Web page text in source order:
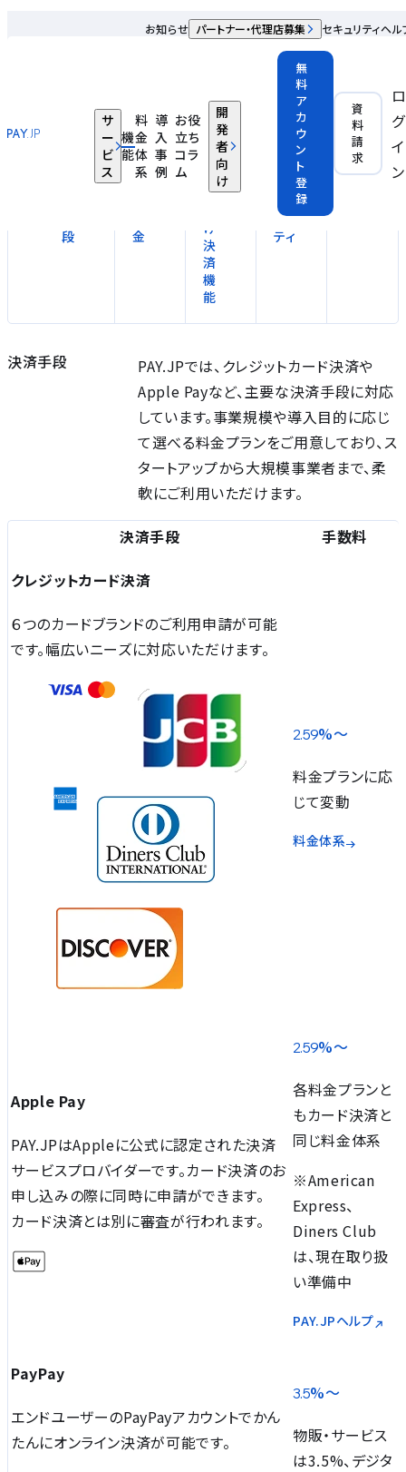
サ
ー
ビ
ス
機
能
料
金
体
系
導
入
事
例
お役
立ち
コラ
ム
開
発
者
向
け
お知らせ パートナー・代理店募集 セキュリティヘル
無
料
ア
カ
ウ
ン
ト
登
録
資
料
請
求
ロ
グ
イ
ン
段
定
金
ラッ
フォ
ーム
け
決
済
機
能
キュ
リ
ティ
決済手段
PAY.JPでは、クレジットカード決済や
Apple Payなど、主要な決済手段に対応
しています。事業規模や導入目的に応じ
て選べる料金プランをご用意しており、ス
タートアップから大規模事業者まで、柔
軟にご利用いただけます。
決済手段
手数料
クレジットカード決済
６つのカードブランドのご利⽤申請が可能
です。幅広いニーズに対応いただけます。
2.59%〜
料金プランに応
じて変動
料金体系
Apple Pay
PAY.JPはAppleに公式に認定された決済
サービスプロバイダーです。カード決済のお
申し込みの際に同時に申請ができます。
カード決済とは別に審査が⾏われます。
2.59%〜
各料金プランと
もカード決済と
同じ料金体系
※American
Express、
Diners Club
は、現在取り扱
い準備中
PAY.JPヘルプ
PayPay
エンドユーザーのPayPayアカウントでかん
たんにオンライン決済が可能です。
3.5%〜
物販・サービス
は3.5%、デジタ